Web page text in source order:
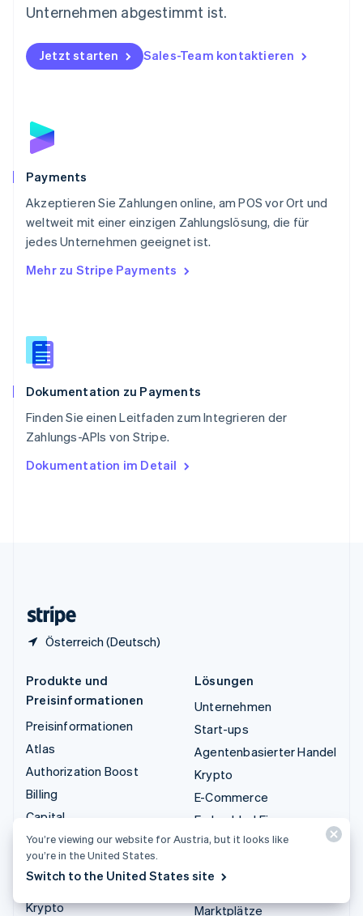
Unternehmen abgestimmt ist.
Jetzt starten Sales-Team kontaktieren
Payments
Akzeptieren Sie Zahlungen online, am POS vor Ort und
weltweit mit einer einzigen Zahlungslösung, die für
jedes Unternehmen geeignet ist.
Mehr zu Stripe Payments
Dokumentation zu Payments
Finden Sie einen Leitfaden zum Integrieren der
Zahlungs-APIs von Stripe.
Dokumentation im Detail
Österreich (Deutsch)
Österreich
Polen
English
Portugal
Schweden
Schweiz
Singapur
English简体中文
Slowakei
Slowenien
English
Spanien
Thailand
Tschechische Republik
English
English
Produkte und
Preisinformationen
Preisinformationen
Atlas
Authorization Boost
Billing
Capital
Checkout
Climate
Connect
Krypto
Lösungen
Unternehmen
Start-ups
Agentenbasierter Handel
Krypto
E-Commerce
Embedded Finance
Finanzautomatisierung
Marktplätze
You’re viewing our website for Austria, but it looks like
you’re in the United States.
Switch to the United States site